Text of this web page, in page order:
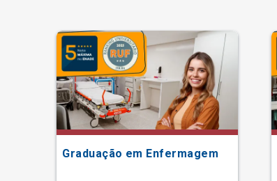
Graduação em Enfermagem